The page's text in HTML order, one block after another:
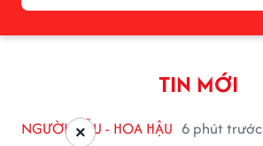
TIN MỚI
NGƯỜI MẪU - HOA HẬU 6 phút trước
×